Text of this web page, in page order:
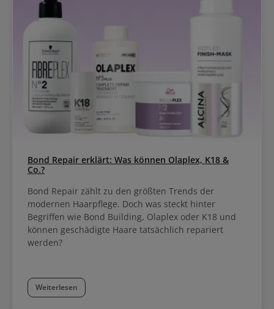
Bond Repair erklärt: Was können Olaplex, K18 &
Co.?
Bond Repair zählt zu den größten Trends der
modernen Haarpflege. Doch was steckt hinter
Begriffen wie Bond Building, Olaplex oder K18 und
können geschädigte Haare tatsächlich repariert
werden?
Weiterlesen